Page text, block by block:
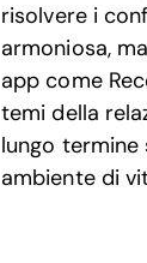
risolvere i
armoniosa,
app come
temi della
lungo termine
ambiente di